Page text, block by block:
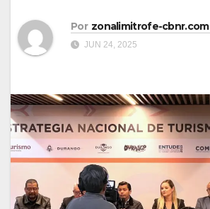
Por zonalimitrofe-cbnr.com
JUN 24, 2025